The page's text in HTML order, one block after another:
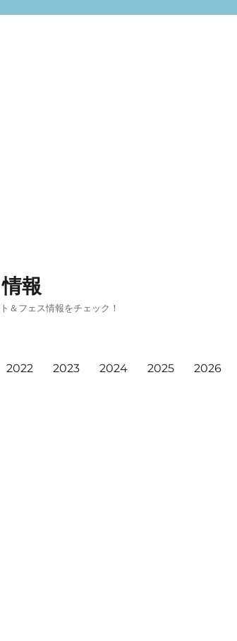
報
＆フェス情報をチェック！
2022 2023 2024 2025 2026